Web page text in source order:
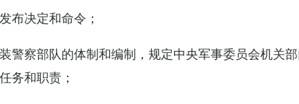
布决定和命令；
警察部队的体制和编制，规定中央军事委员会机关
务和职责；